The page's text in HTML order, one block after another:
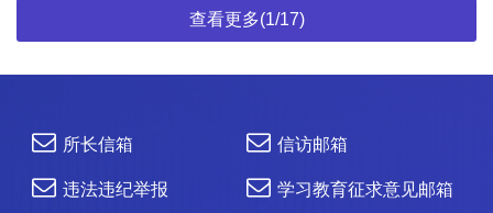
查看更多(1/17)
所长信箱 信访邮箱
违法违纪举报 学习教育征求意见邮箱